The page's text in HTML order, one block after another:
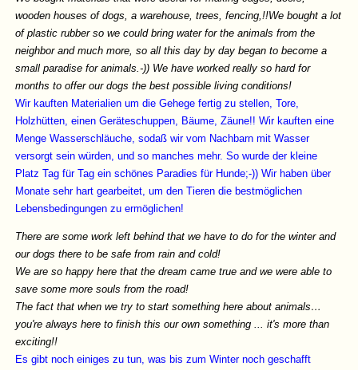
wooden houses of dogs, a warehouse, trees, fencing,!!We bought a lot
of plastic rubber so we could bring water for the animals from the
neighbor and much more, so all this day by day began to become a
small paradise for animals.-)) We have worked really so hard for
months to offer our dogs the best possible living conditions!
Wir kauften Materialien um die Gehege fertig zu stellen, Tore,
Holzhütten, einen Geräteschuppen, Bäume, Zäune!! Wir kauften eine
Menge Wasserschläuche, sodaß wir vom Nachbarn mit Wasser
versorgt sein würden, und so manches mehr. So wurde der kleine
Platz Tag für Tag ein schönes Paradies für Hunde;-)) Wir haben über
Monate sehr hart gearbeitet, um den Tieren die bestmöglichen
Lebensbedingungen zu ermöglichen!
There are some work left behind that we have to do for the winter and
our dogs there to be safe from rain and cold!
We are so happy here that the dream came true and we were able to
save some more souls from the road!
The fact that when we try to start something here about animals…
you're always here to finish this our own something ... it's more than
exciting!!
Es gibt noch einiges zu tun, was bis zum Winter noch geschafft